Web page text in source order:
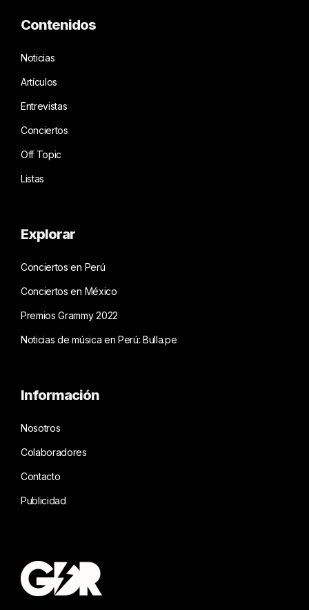
Contenidos
Noticias
Artículos
Entrevistas
Conciertos
Off Topic
Listas
Explorar
Conciertos en Perú
Conciertos en México
Premios Grammy 2022
Noticias de música en Perú: Bulla.pe
Información
Nosotros
Colaboradores
Contacto
Publicidad